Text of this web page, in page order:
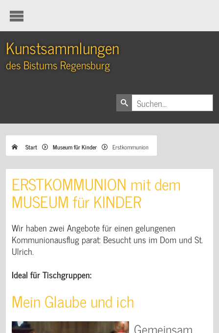
Kunstsammlungen
des Bistums Regensburg
Start Museum für Kinder Erstkommunion
ERSTKOMMUNION mit dem
MUSEUM für KINDER
Wir haben zwei Angebote für einen gelungenen
Kommunionausflug parat: Besucht uns im Dom und St.
Ulrich.
Ideal für Tischgruppen:
Mein Glaube und ich